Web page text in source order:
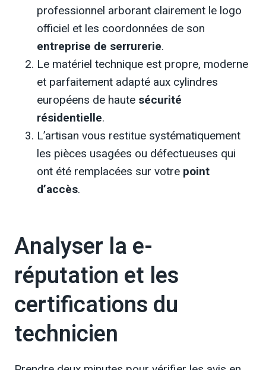
professionnel arborant clairement le logo
officiel et les coordonnées de son
entreprise de serrurerie.
Le matériel technique est propre, moderne
et parfaitement adapté aux cylindres
européens de haute sécurité
résidentielle.
L’artisan vous restitue systématiquement
les pièces usagées ou défectueuses qui
ont été remplacées sur votre point
d’accès.
Analyser la e-
réputation et les
certifications du
technicien